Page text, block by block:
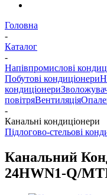
Головна
-
Каталог
-
Напівпромислові
Побутові кондиціонери
кондиціонери
повітряВентиляція
-
Канальні кондиціонери
Підлогово-стельові
Канальний
24HWN1-Q/